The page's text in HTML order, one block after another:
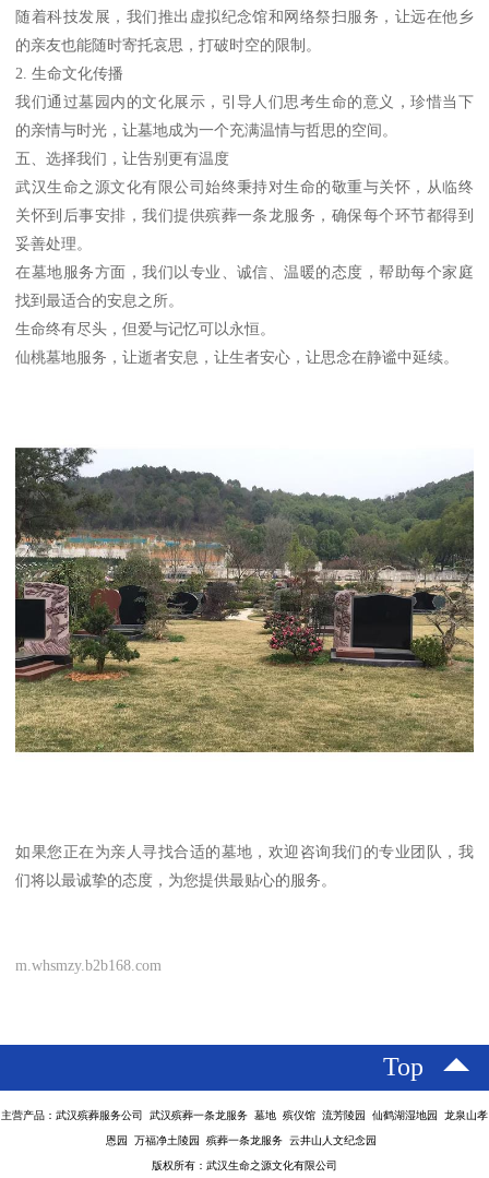
随着科技发展，我们推出虚拟纪念馆和网络祭扫服务，让远在他乡
的亲友也能随时寄托哀思，打破时空的限制。
2. 生命文化传播
我们通过墓园内的文化展示，引导人们思考生命的意义，珍惜当下
的亲情与时光，让墓地成为一个充满温情与哲思的空间。
五、选择我们，让告别更有温度
武汉生命之源文化有限公司始终秉持对生命的敬重与关怀，从临终
关怀到后事安排，我们提供殡葬一条龙服务，确保每个环节都得到
妥善处理。
在墓地服务方面，我们以专业、诚信、温暖的态度，帮助每个家庭
找到最适合的安息之所。
生命终有尽头，但爱与记忆可以永恒。
仙桃墓地服务，让逝者安息，让生者安心，让思念在静谧中延续。
如果您正在为亲人寻找合适的墓地，欢迎咨询我们的专业团队，我
们将以最诚挚的态度，为您提供最贴心的服务。
m.whsmzy.b2b168.com
Top
主营产品：武汉殡葬服务公司 武汉殡葬一条龙服务 墓地 殡仪馆 流芳陵园 仙鹤湖湿地园 龙泉山孝
恩园 万福净土陵园 殡葬一条龙服务 云井山人文纪念园
版权所有：武汉生命之源文化有限公司